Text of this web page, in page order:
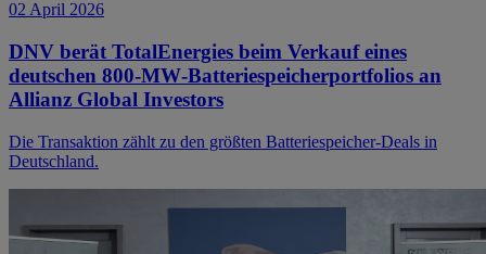
02 April 2026
DNV berät TotalEnergies beim Verkauf eines
deutschen 800‑MW‑Batteriespeicherportfolios an
Allianz Global Investors
Die Transaktion zählt zu den größten Batteriespeicher-Deals in
Deutschland.